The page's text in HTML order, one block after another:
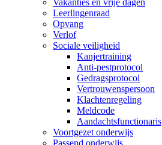
Vakanties en vrije dagen
Leerlingenraad
Opvang
Verlof
Sociale veiligheid
Kanjertraining
Anti-pestprotocol
Gedragsprotocol
Vertrouwenspersoon
Klachtenregeling
Meldcode
Aandachtsfunctionaris
Voortgezet onderwijs
Passend onderwijs